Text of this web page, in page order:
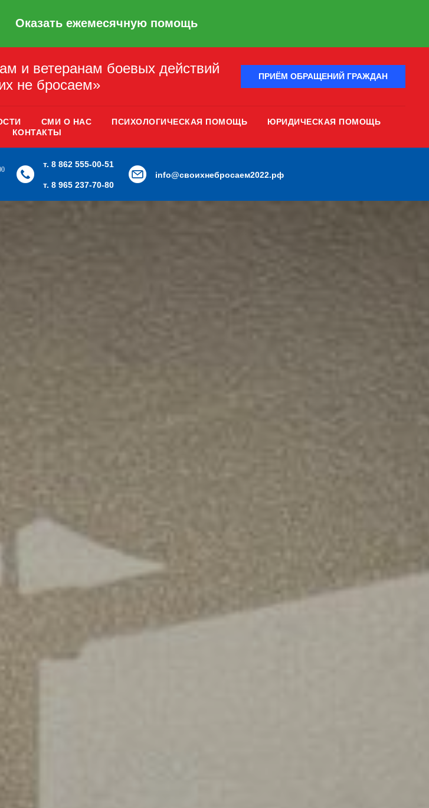
Оказать ежемесячную помощь
и ветеранам боевых действий
не бросаем»
ПРИЁМ ОБРАЩЕНИЙ ГРАЖДАН
СМИ О НАС ПСИХОЛОГИЧЕСКАЯ ПОМОЩЬ
ЮРИДИЧЕСКАЯ ПОМОЩЬ
КОНТАКТЫ
т. 8 862 555-00-51
т. 8 965 237-70-80
info@своихнебросаем2022.рф